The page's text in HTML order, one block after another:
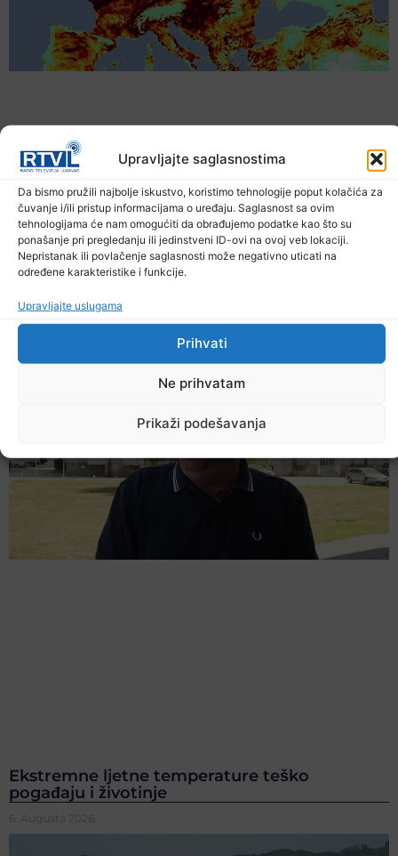
Upravljajte saglasnostima
Da bismo pružili najbolje iskustvo, koristimo tehnologije poput kolačića za
čuvanje i/ili pristup informacijama o uređaju. Saglasnost sa ovim
tehnologijama će nam omogućiti da obrađujemo podatke kao što su
ponašanje pri pregledanju ili jedinstveni ID-ovi na ovoj veb lokaciji.
Nepristanak ili povlačenje saglasnosti može negativno uticati na
određene karakteristike i funkcije.
Upravljajte uslugama
Prihvati
Ne prihvatam
Prikaži podešavanja
prijete Balkanu, u rizičnoj zoni nalazi se i BiH
6. Augusta 2026.
Ekstremne ljetne temperature teško
pogađaju i životinje
6. Augusta 2026.